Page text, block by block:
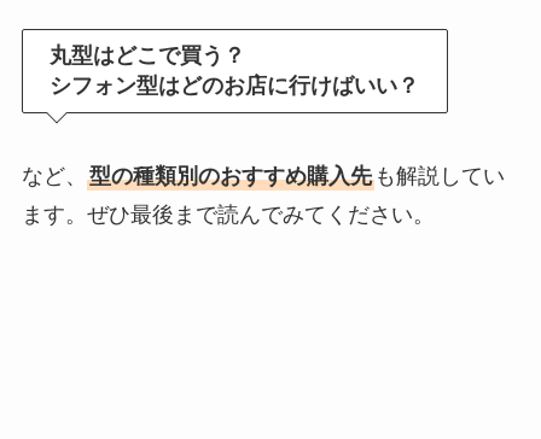
丸型はどこで買う？
シフォン型はどのお店に行けばいい？
など、 型の種類別のおすすめ購入先も解説してい
ます。ぜひ最後まで読んでみてください。